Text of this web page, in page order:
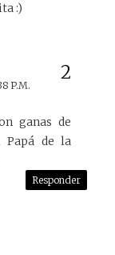
:)
P.M.
ganas de
Papá de la
Responder